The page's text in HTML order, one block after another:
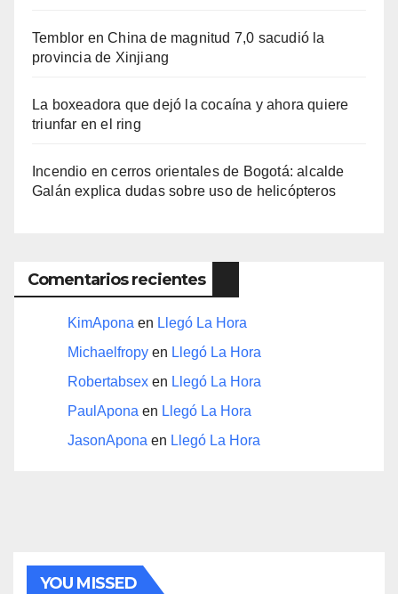
Temblor en China de magnitud 7,0 sacudió la
provincia de Xinjiang
La boxeadora que dejó la cocaína y ahora quiere
triunfar en el ring​
Incendio en cerros orientales de Bogotá: alcalde
Galán explica dudas sobre uso de helicópteros
Comentarios recientes
KimApona en Llegó La Hora
Michaelfropy en Llegó La Hora
Robertabsex en Llegó La Hora
PaulApona en Llegó La Hora
JasonApona en Llegó La Hora
YOU MISSED